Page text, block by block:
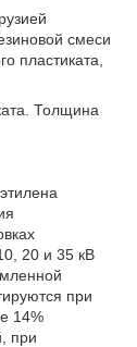
смеси
пластиката,
Толщина
20 и 35 кВ
при
14%
при